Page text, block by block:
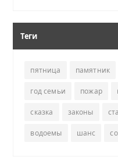
Теги
пятница памятник
год семьи пожар
сказка законы
водоемы шанс